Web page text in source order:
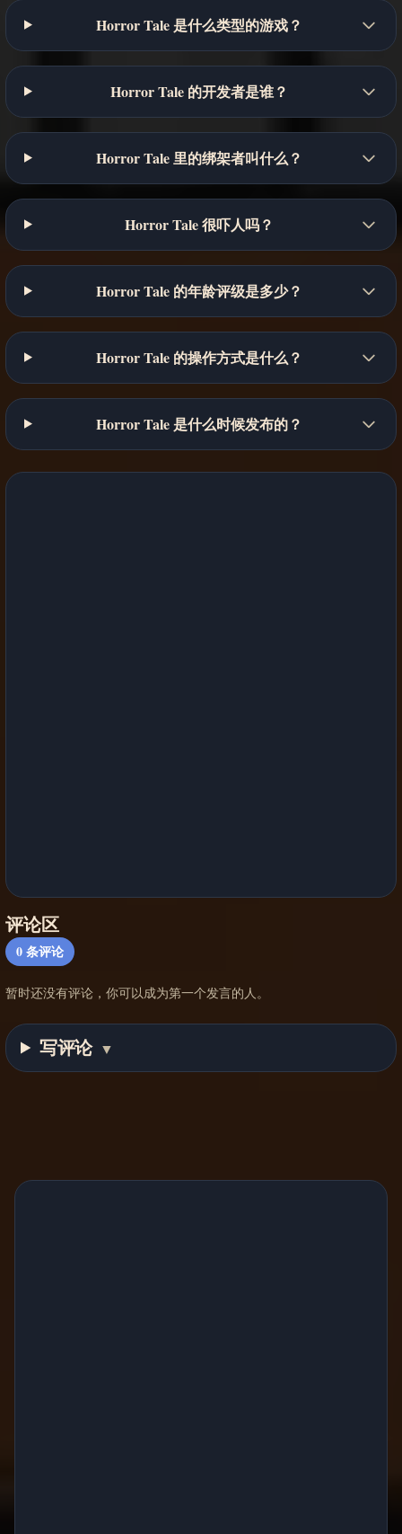
Horror Tale 是什么类型的游戏？
Horror Tale 的开发者是谁？
Horror Tale 里的绑架者叫什么？
Horror Tale 很吓人吗？
Horror Tale 的年龄评级是多少？
Horror Tale 的操作方式是什么？
Horror Tale 是什么时候发布的？
评论区
0条评论
暂时还没有评论，你可以成为第一个发言的人。
写评论 ▼